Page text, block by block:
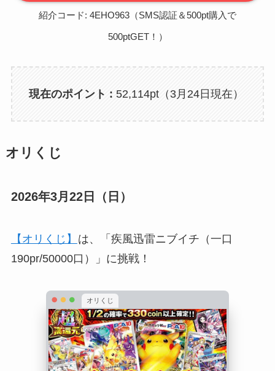
紹介コード: 4EHO963（SMS認証＆500pt購入で
500ptGET！）
現在のポイント : 52,114pt（3月24日現在）
オリくじ
2026年3月22日（日）
【オリくじ】
は、「疾風迅雷ニブイチ（一口
190pr/50000口）」に挑戦！
オリくじ